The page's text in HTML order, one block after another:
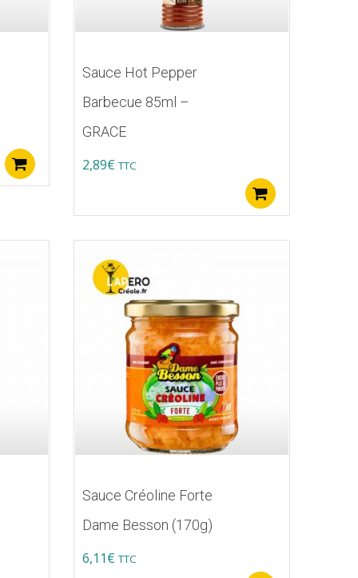
Ajouter au panier
Sauce Hot Pepper
Barbecue 85ml –
GRACE
2,89€ TTC
Sauce Créoline Forte
Dame Besson (170g)
6,11€ TTC